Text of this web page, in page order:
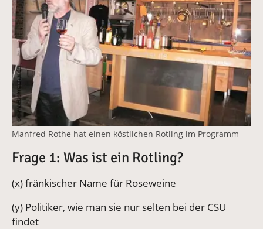
Manfred Rothe hat einen köstlichen Rotling im Programm
Frage 1: Was ist ein Rotling?
(x) fränkischer Name für Roseweine
(y) Politiker, wie man sie nur selten bei der CSU
findet